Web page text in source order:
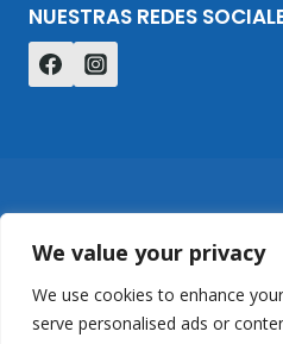
We value your privacy
We use cookies to enhance
serve personalised ads or
NUESTRAS REDES
Casa Rural Nito Reservas
© 2026 Casa Rural Nito